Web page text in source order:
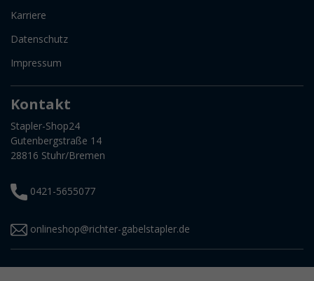
Karriere
Datenschutz
Impressum
Kontakt
Stapler-Shop24
Gutenbergstraße 14
28816 Stuhr/Bremen
0421-5655077
onlineshop@richter-gabelstapler.de